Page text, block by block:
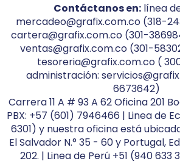
Contáctanos en: línea
mercadeo@grafix.com.co (318-
cartera@grafix.com.co (301-
ventas@grafix.com.co (301-
tesoreria@grafix.com.co (
administración:
6673642)
Carrera 11 A # 93 A 62 Oficina 201
PBX: +57 (601) 7946466 | Linea de
6301) y nuestra oficina está
El Salvador N.° 35 - 60 y Portugal,
202. | Linea de Perú +51 (940